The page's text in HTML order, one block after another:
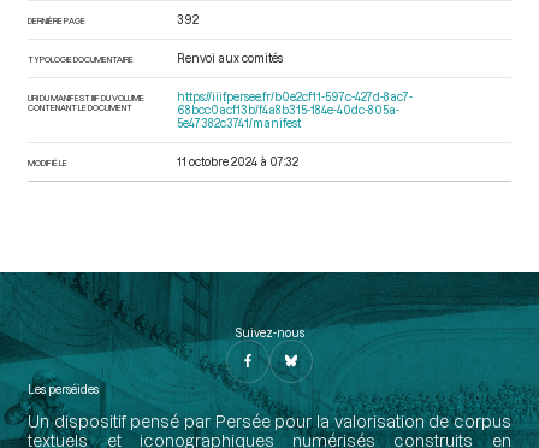
DERNIÈRE PAGE 392
TYPOLOGIE DOCUMENTAIRE Renvoi aux comités
URI DU MANIFEST IIIF DU VOLUME
CONTENANT LE DOCUMENT
https://iiif.persee.fr/b0e2cf11-597c-427d-8ac7-
68bcc0acf13b/f4a8b315-184e-40dc-805a-
5e47382c3741/manifest
MODIFIÉ LE 11 octobre 2024 à 07:32
Suivez-nous
Les perséides
Un dispositif pensé par Persée pour la valorisation de corpus
textuels et iconographiques numérisés construits en